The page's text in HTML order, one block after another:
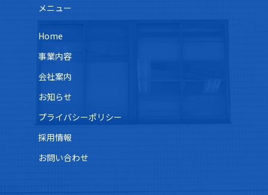
メニュー
Home
事業内容
会社案内
お知らせ
プライバシーポリシー
採用情報
お問い合わせ